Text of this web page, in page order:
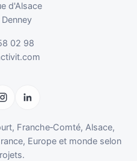
d'Alsace
02 98
Franche‑Comté, Alsace,
Europe et monde selon